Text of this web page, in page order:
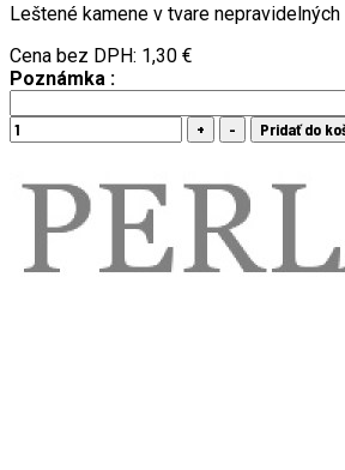
Leštené kamene v tvare nepravidelných
Cena bez DPH: 1,30 €
Poznámka :